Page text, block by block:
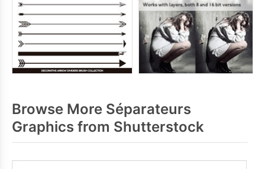
Browse More Séparateurs
Graphics from Shutterstock